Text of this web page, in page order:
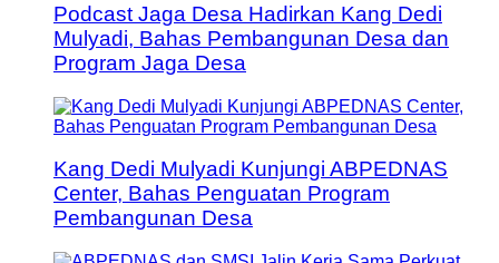
Podcast Jaga Desa Hadirkan Kang Dedi
Mulyadi, Bahas Pembangunan Desa dan
Program Jaga Desa
Kang Dedi Mulyadi Kunjungi ABPEDNAS
Center, Bahas Penguatan Program
Pembangunan Desa